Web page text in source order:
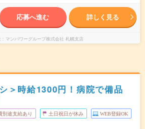
応募へ進む 詳しく見る
マンパワーグループ株式会社 札幌支店
＞時給1300円！病院で備品
別途支給あり 土日祝日が休み WEB登録OK